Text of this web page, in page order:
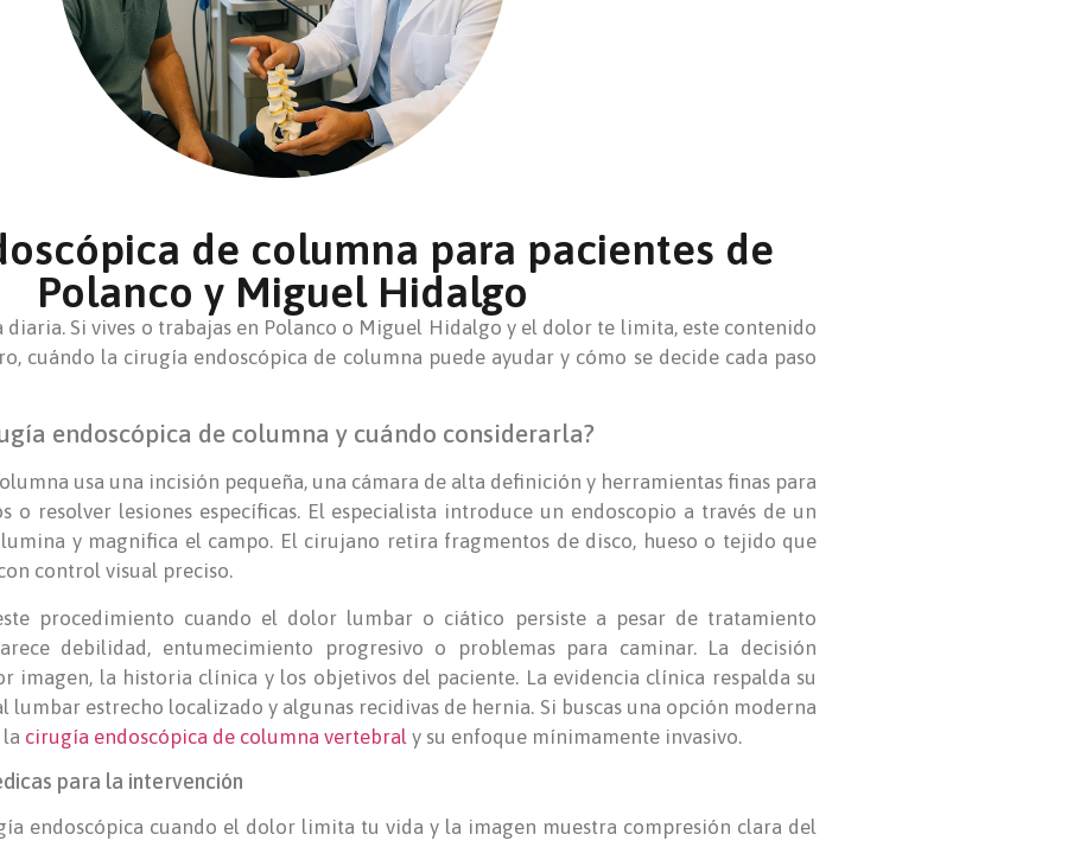
de columna para pacientes de
Polanco y Miguel Hidalgo
diaria. Si vives o trabajas en Polanco o Miguel Hidalgo y el dolor te limita, este contenido
cuándo la cirugía endoscópica de columna puede ayudar y cómo se decide cada paso
endoscópica de columna y cuándo considerarla?
usa una incisión pequeña, una cámara de alta definición y herramientas finas para
o resolver lesiones específicas. El especialista introduce un endoscopio a través de un
y magnifica el campo. El cirujano retira fragmentos de disco, hueso o tejido que
control visual preciso.
procedimiento cuando el dolor lumbar o ciático persiste a pesar de tratamiento
debilidad, entumecimiento progresivo o problemas para caminar. La decisión
imagen, la historia clínica y los objetivos del paciente. La evidencia clínica respalda su
lumbar estrecho localizado y algunas recidivas de hernia. Si buscas una opción moderna
cirugía endoscópica de columna vertebral y su enfoque mínimamente invasivo.
para la intervención
endoscópica cuando el dolor limita tu vida y la imagen muestra compresión clara del